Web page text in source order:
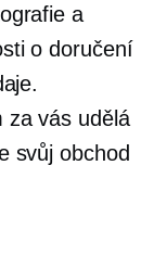
a
o doručení
za vás udělá
svůj obchod